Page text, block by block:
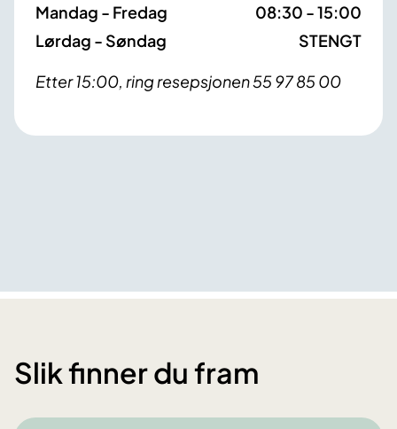
Mandag - Fredag
08:30 - 15:00
Lørdag - Søndag
STENGT
Etter 15:00, ring resepsjonen 55 97 85 00
Slik finner du fram